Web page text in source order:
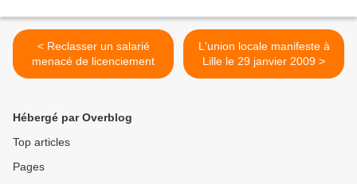
< Reclasser un salarié
menacé de licenciement
L'union locale manifeste à
Lille le 29 janvier 2009 >
Hébergé par Overblog
Top articles
Pages